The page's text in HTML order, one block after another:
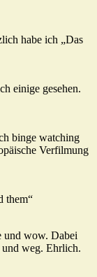
habe ich „Das
einige gesehen.
binge watching
Verfilmung
them“
und wow. Dabei
weg. Ehrlich.